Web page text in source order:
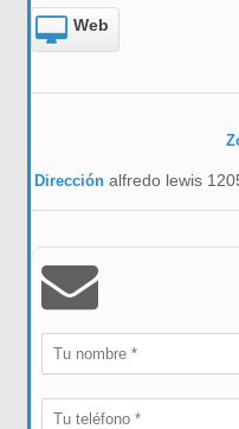
Web
Direcciónalfredo lewis